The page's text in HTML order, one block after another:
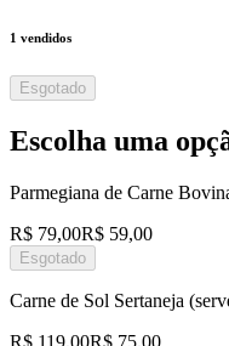
1 vendidos
Esgotado
Escolha uma
Parmegiana de Carne
R$ 79,00R$ 59,00
Esgotado
Carne de Sol Sertaneja
R$ 119,00R$ 75,00